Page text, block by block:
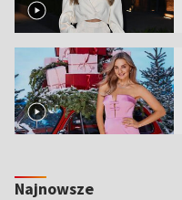
Najnowsze